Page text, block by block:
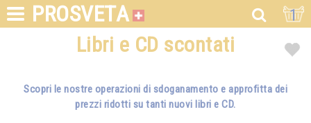
PROSVETA 1
Libri e CD scontati
Scopri le nostre operazioni di sdoganamento e approfitta dei
prezzi ridotti su tanti nuovi libri e CD.